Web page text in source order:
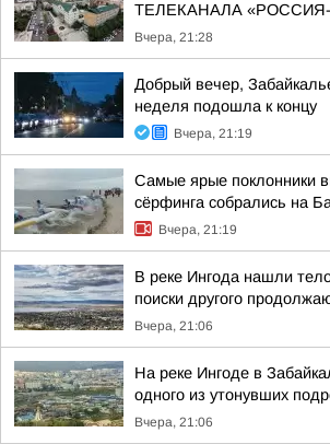
ТЕЛЕКАНАЛА
Вчера, 21:28
Добрый вечер,
неделя подошла к концу
Вчера, 21:19
Самые ярые поклонники
сёрфинга собрались на
Вчера, 21:19
В реке Ингода нашли
поиски другого
Вчера, 21:06
На реке Ингоде в
одного из утонувших
Вчера, 21:06